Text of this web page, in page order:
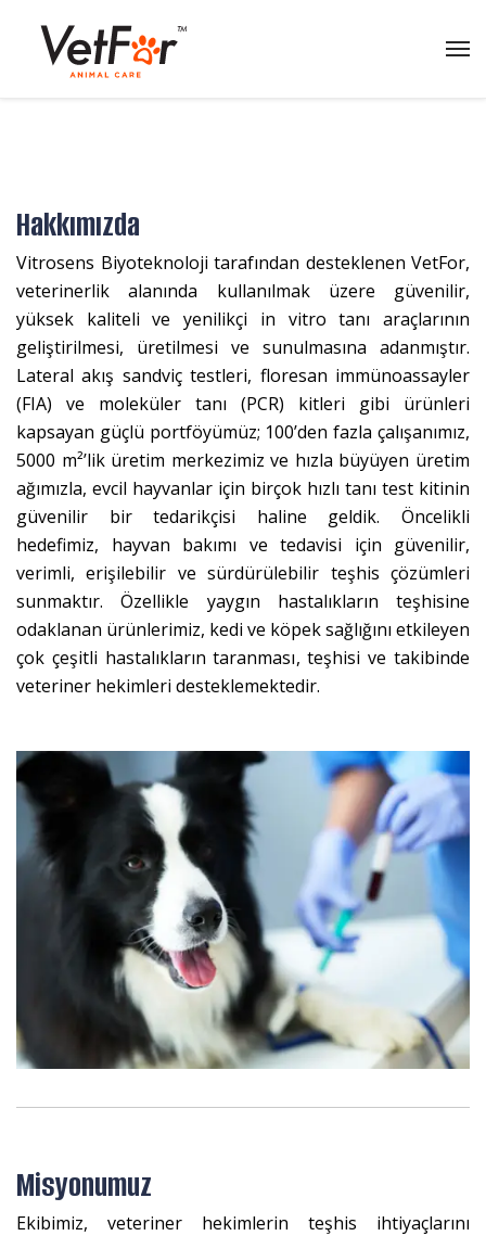
Hakkımızda
Vitrosens Biyoteknoloji tarafından desteklenen VetFor,
veterinerlik alanında kullanılmak üzere güvenilir,
yüksek kaliteli ve yenilikçi in vitro tanı araçlarının
geliştirilmesi, üretilmesi ve sunulmasına adanmıştır.
Lateral akış sandviç testleri, floresan immünoassayler
(FIA) ve moleküler tanı (PCR) kitleri gibi ürünleri
kapsayan güçlü portföyümüz; 100’den fazla çalışanımız,
5000 m²’lik üretim merkezimiz ve hızla büyüyen üretim
ağımızla, evcil hayvanlar için birçok hızlı tanı test kitinin
güvenilir bir tedarikçisi haline geldik. Öncelikli
hedefimiz, hayvan bakımı ve tedavisi için güvenilir,
verimli, erişilebilir ve sürdürülebilir teşhis çözümleri
sunmaktır. Özellikle yaygın hastalıkların teşhisine
odaklanan ürünlerimiz, kedi ve köpek sağlığını etkileyen
çok çeşitli hastalıkların taranması, teşhisi ve takibinde
veteriner hekimleri desteklemektedir.
Misyonumuz
Ekibimiz, veteriner hekimlerin teşhis ihtiyaçlarını